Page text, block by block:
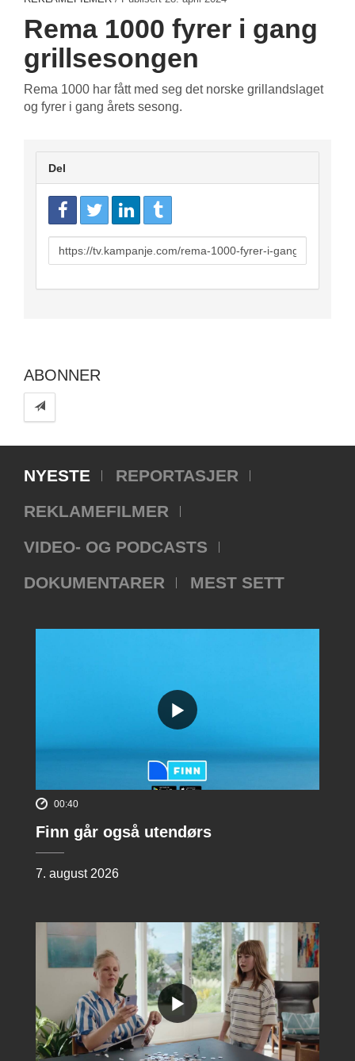
Rema 1000 fyrer i gang
grillsesongen
Rema 1000 har fått med seg det norske grillandslaget
og fyrer i gang årets sesong.
Del
URL
to
ABONNER
NYESTE
REPORTASJER
REKLAMEFILMER
VIDEO- OG PODCASTS
DOKUMENTARER
MEST SETT
00:40
Finn går også utendørs
7. august 2026